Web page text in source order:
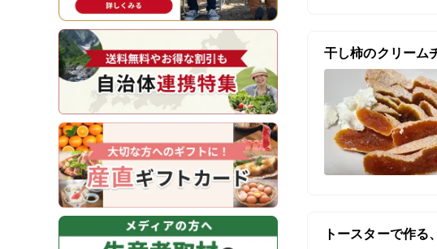
干し柿のクリーム
トースターで作る